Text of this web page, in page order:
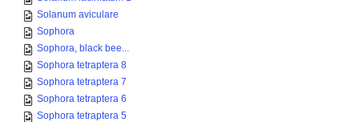
Solanum aviculare
Sophora
Sophora, black bee...
Sophora tetraptera 8
Sophora tetraptera 7
Sophora tetraptera 6
Sophora tetraptera 5